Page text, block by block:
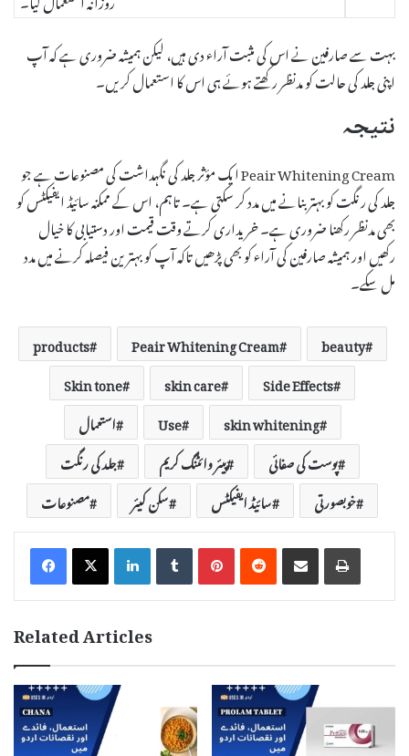
بہت سے صارفین نے اس کی مثبت آراء دی ہیں، لیکن ہمیشہ ضروری ہے کہ آپ
اپنی جلد کی حالت کو مدنظر رکھتے ہوئے ہی اس کا استعمال کریں۔
نتیجہ
Peair Whitening Cream ایک مؤثر جلد کی نگہداشت کی مصنوعات ہے جو
جلد کی رنگت کو بہتر بنانے میں مدد کر سکتی ہے۔ تاہم، اس کے ممکنہ سائیڈ ایفیکٹس کو
بھی مدنظر رکھنا ضروری ہے۔ خریداری کرتے وقت قیمت اور دستیابی کا خیال
رکھیں اور ہمیشہ صارفین کی آراء کو بھی پڑھیں تاکہ آپ کو بہترین فیصلہ کرنے میں مدد
مل سکے۔
beauty
Peair Whitening Cream
products
Side Effects
skin care
Skin tone
skin whitening
Use
استعمال
پوست کی صفائی
پیئر وائٹنگ کریم
جلد کی رنگت
خوبصورتی
سائیڈ ایفیکٹس سکن کیئر مصنوعات
LinkedInTumblrPinterestReddit Share via Email Print
Related Articles